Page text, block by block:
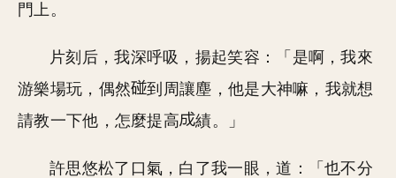
門上。
片刻后，我深呼吸，揚起笑容：「是啊，我來
游樂場玩，偶然
到周讓塵，他是大神嘛，我就想
請教一下他，怎麼提高
績。」
許思悠松了口氣，白了我一眼，道：「也不分